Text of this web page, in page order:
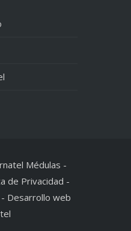
Médulas -
de Privacidad -
- Desarrollo web